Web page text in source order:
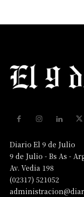
Diario El 9 de Julio
9 de Julio - Bs As -
Av. Vedia 198
(02317) 521052